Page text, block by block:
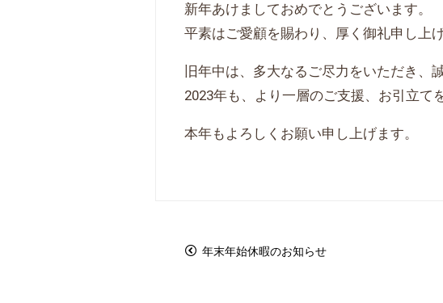
新年あけましておめでとうございます。
平素はご愛顧を賜わり、厚く御礼申し上げ
旧年中は、多大なるご尽力をいただき、
2023年も、より一層のご支援、お引立て
本年もよろしくお願い申し上げます。
年末年始休暇のお知らせ